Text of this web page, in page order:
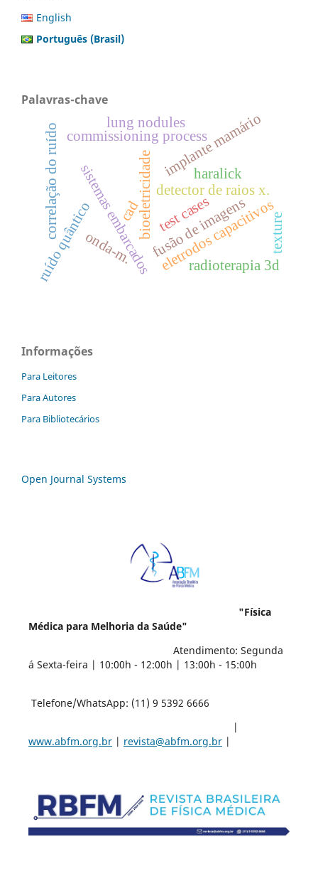
English
Português (Brasil)
Palavras-chave
detector de raios x.
bioeletricidade
sistemas embarcadoseletrodos capacitivos
ruído quântico
correlação do ruído implante mamário
fusão de imagens
commissioning process
test cases
radioterapia 3d
onda-m.
lung nodules
cad
haralick
texture
Informações
Para Leitores
Para Autores
Para Bibliotecários
Open Journal Systems
"Física
Médica para Melhoria da Saúde"
Atendimento: Segunda
á Sexta-feira | 10:00h - 12:00h | 13:00h - 15:00h
Telefone/WhatsApp: (11) 9 5392 6666
|
www.abfm.org.br| revista@abfm.org.br|